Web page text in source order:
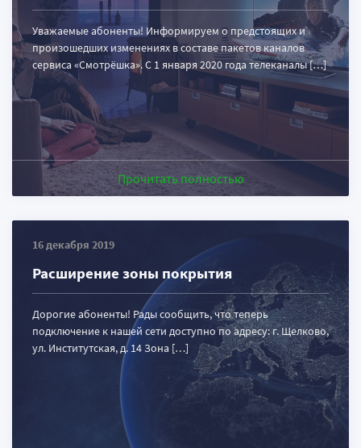
Уважаемые абоненты! Информируем о предстоящих и
произошедших изменениях в составе пакетов каналов
сервиса «Смотрёшка». С 1 января 2020 года телеканалы […]
Прочитать полностью
16 декабря 2019
Расширение зоны покрытия
Дорогие абоненты! Рады сообщить, что теперь
подключение к нашей сети доступно по адресу: г. Щелково,
ул. Институтская, д. 14 Зона […]